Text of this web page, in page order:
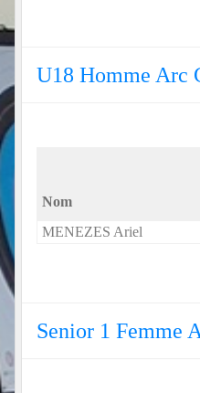
U18 Homme Arc
Nom
MENEZES Ariel
Senior 1 Femme